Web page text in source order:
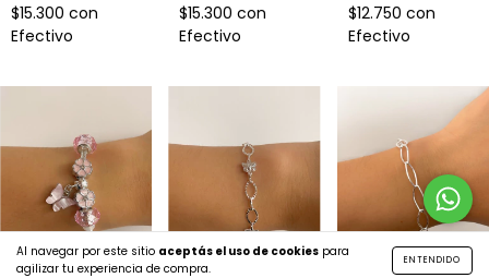
Al navegar por este sitio aceptás el uso de cookies para
agilizar tu experiencia de compra.
ENTENDIDO
$15.300 con
Efectivo
$15.300con
Efectivo
$12.750 con
Efectivo